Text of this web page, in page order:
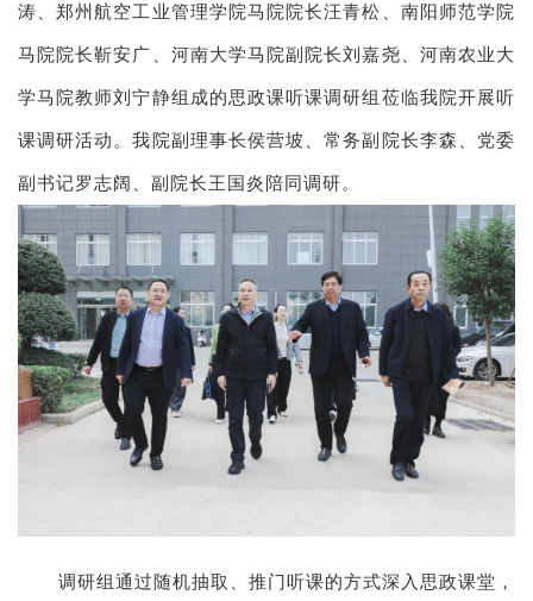
涛、郑州航空工业管理学院马院院长汪青松、南阳师范学院
马院院长靳安广、河南大学马院副院长刘嘉尧、河南农业大
学马院教师刘宁静组成的思政课听课调研组莅临我院开展听
课调研活动。我院副理事长侯营坡、常务副院长李森、党委
副书记罗志阔、副院长王国炎陪同调研。
调研组通过随机抽取、推门听课的方式深入思政课堂，